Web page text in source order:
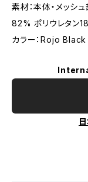
素材：本体・メッシ
82% ポリウレタン
カラー：Rojo Black